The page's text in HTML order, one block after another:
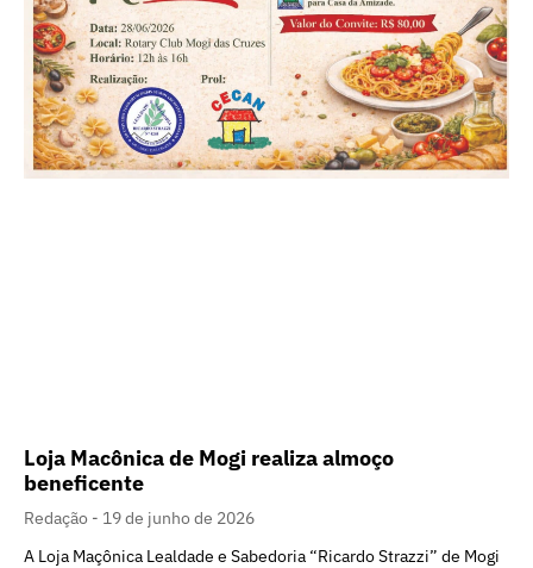
Loja Macônica de Mogi realiza almoço
beneficente
Redação
19 de junho de 2026
A Loja Maçônica Lealdade e Sabedoria “Ricardo Strazzi” de Mogi